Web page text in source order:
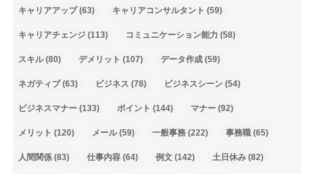
キャリアアップ(63) キャリアコンサルタント (59)
キャリアチェンジ(113) コミュニケーション能力 (58)
スキル(80) デメリット (107) データ作成(59)
ネガティブ(63) ビジネス (78) ビジネスシーン(54)
ビジネスマナー(133) ポイント (144) マナー(92)
メリット (120) メール(59) 一般事務(222) 事務職(65)
人間関係(83) 仕事内容(64) 例文(142) 土日休み(82)